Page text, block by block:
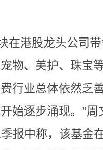
港股龙头公司带
物、美护、珠宝
行业总体依然乏
始逐步涌现。”周
报中称，该基金